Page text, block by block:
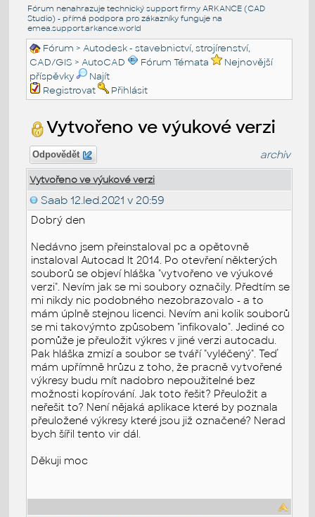
Fórum nenahrazuje technický support firmy ARKANCE (CAD
Studio) - přímá podpora pro zákazníky funguje na
emea.support.arkance.world
Fórum >Autodesk - stavebnictví, strojírenství,
CAD/GIS >AutoCAD Fórum Témata
Nejnovější
příspěvky
Najít
Registrovat
Přihlásit
Vytvořeno ve výukové verzi
Odpovědět archiv
Vytvořeno ve výukové verzi
Saab 12.led.2021 v 20:59
Dobrý den
Nedávno jsem přeinstaloval pc a opětovně
instaloval Autocad lt 2014. Po otevření některých
souborů se objeví hláška "vytvořeno ve výukové
verzi". Nevím jak se mi soubory označily. Předtím se
mi nikdy nic podobného nezobrazovalo - a to
mám úplně stejnou licenci. Nevím ani kolik souborů
se mi takovýmto způsobem "infikovalo". Jediné co
pomůže je přeuložit výkres v jiné verzi autocadu.
Pak hláška zmizí a soubor se tváří "vyléčený". Teď
mám upřímně hrůzu z toho, že pracně vytvořené
výkresy budu mít nadobro nepoužitelné bez
možnosti kopírování. Jak toto řešit? Přeuložit a
neřešit to? Není nějaká aplikace které by poznala
přeuložené výkresy které jsou již označené? Nerad
bych šířil tento vir dál.
Děkuji moc